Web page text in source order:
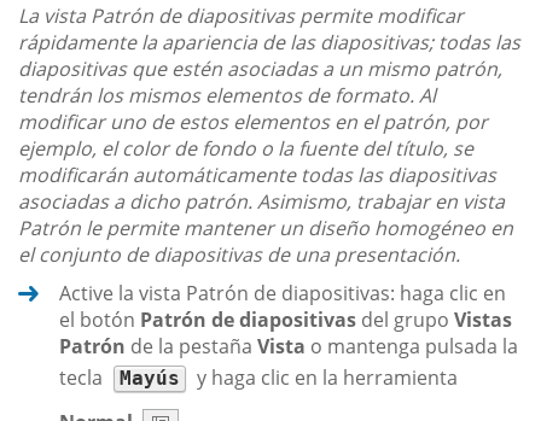
La vista Patrón de diapositivas permite modificar
rápidamente la apariencia de las diapositivas; todas las
diapositivas que estén asociadas a un mismo patrón,
tendrán los mismos elementos de formato. Al
modificar uno de estos elementos en el patrón, por
ejemplo, el color de fondo o la fuente del título, se
modificarán automáticamente todas las diapositivas
asociadas a dicho patrón. Asimismo, trabajar en vista
Patrón le permite mantener un diseño homogéneo en
el conjunto de diapositivas de una presentación.
Active la vista Patrón de diapositivas: haga clic en
el botón Patrón de diapositivas del grupo Vistas
Patrón de la pestaña Vista o mantenga pulsada la
tecla
Mayús
y haga clic en la herramienta